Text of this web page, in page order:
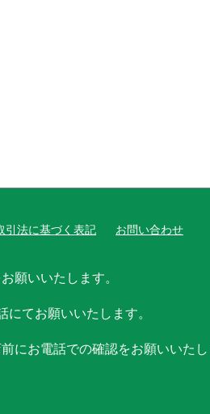
引法に基づく表記 お問い合わせ
願いいたします。
てお願いいたします。
にお電話での確認をお願いいたし